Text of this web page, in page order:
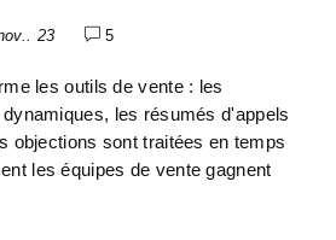
23 5
les outils de vente : les
les résumés d'appels
objections sont traitées en temps
les équipes de vente gagnent